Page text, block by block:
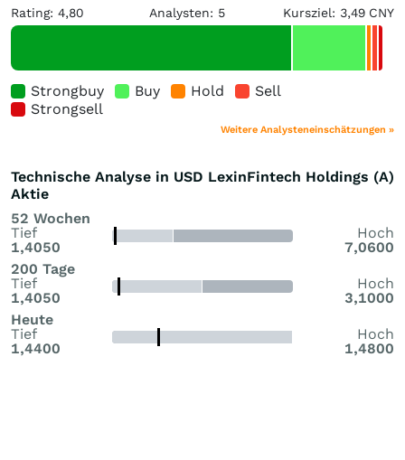
Rating: 4,80 Analysten: 5 Kursziel: 3,49 CNY
Strongbuy Buy Hold
Sell
Strongsell
Weitere Analysteneinschätzungen »
Technische Analyse in USD LexinFintech Holdings (A)
Aktie
52 Wochen
Tief
1,4050
Hoch
7,0600
200 Tage
Tief
1,4050
Hoch
3,1000
Heute
Tief
1,4400
Hoch
1,4800